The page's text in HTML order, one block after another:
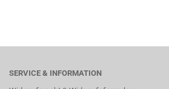
SERVICE & INFORMATION